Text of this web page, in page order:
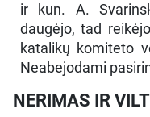
ir kun. A.
daugėjo, tad
katalikų komiteto
Neabejodami
NERIMAS IR